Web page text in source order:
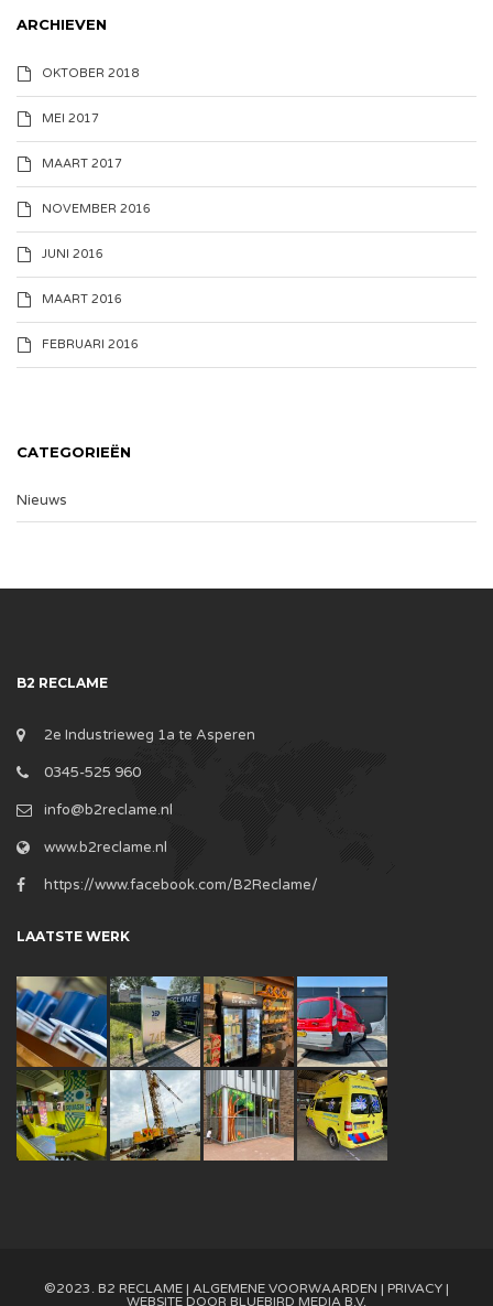
ARCHIEVEN
OKTOBER 2018
MEI 2017
MAART 2017
NOVEMBER 2016
JUNI 2016
MAART 2016
FEBRUARI 2016
CATEGORIEËN
Nieuws
B2 RECLAME
2e Industrieweg 1a te Asperen
0345-525 960
info@b2reclame.nl
www.b2reclame.nl
https://www.facebook.com/B2Reclame/
LAATSTE WERK
©2023. B2 RECLAME | ALGEMENE VOORWAARDEN | PRIVACY |
WEBSITE DOOR BLUEBIRD MEDIA B.V.